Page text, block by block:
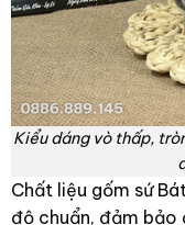
Kiểu dáng vò thấp,
Chất liệu gốm sứ
độ chuẩn, đảm